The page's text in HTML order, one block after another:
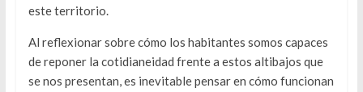
este territorio.
Al reflexionar sobre cómo los habitantes somos capaces
de reponer la cotidianeidad frente a estos altibajos que
se nos presentan, es inevitable pensar en cómo funcionan